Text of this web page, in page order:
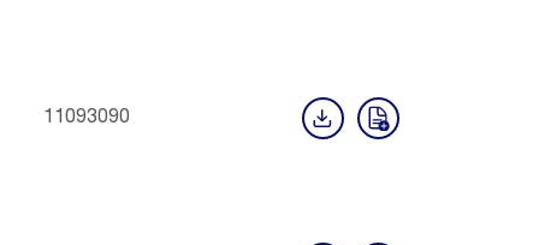
11093090